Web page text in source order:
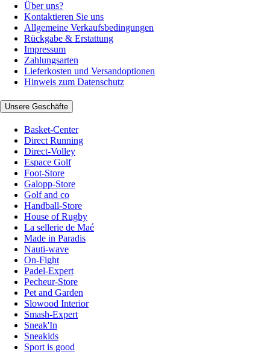
Über uns?
Kontaktieren Sie uns
Allgemeine Verkaufsbedingungen
Rückgabe & Erstattung
Impressum
Zahlungsarten
Lieferkosten und Versandoptionen
Hinweis zum Datenschutz
Unsere Geschäfte
Basket-Center
Direct Running
Direct-Volley
Espace Golf
Foot-Store
Galopp-Store
Golf and co
Handball-Store
House of Rugby
La sellerie de Maé
Made in Paradis
Nauti-wave
On-Fight
Padel-Expert
Pecheur-Store
Pet and Garden
Slowood Interior
Smash-Expert
Sneak'In
Sneakids
Sport is good